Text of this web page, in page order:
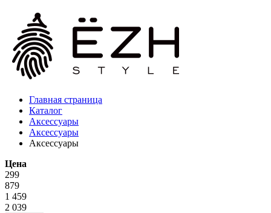
Главная страница
Каталог
Аксессуары
Аксессуары
Аксессуары
Цена
299
879
1 459
2 039